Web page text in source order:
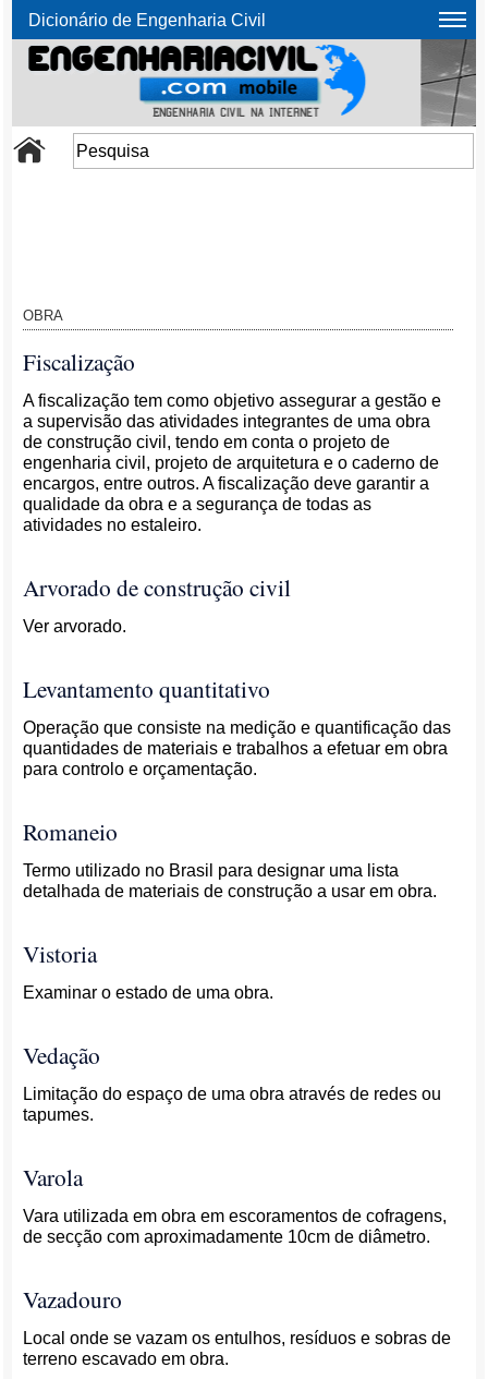
Dicionário de Engenharia Civil
OBRA
Fiscalização
A fiscalização tem como objetivo assegurar a gestão e
a supervisão das atividades integrantes de uma obra
de construção civil, tendo em conta o projeto de
engenharia civil, projeto de arquitetura e o caderno de
encargos, entre outros. A fiscalização deve garantir a
qualidade da obra e a segurança de todas as
atividades no estaleiro.
Arvorado de construção civil
Ver arvorado.
Levantamento quantitativo
Operação que consiste na medição e quantificação das
quantidades de materiais e trabalhos a efetuar em obra
para controlo e orçamentação.
Romaneio
Termo utilizado no Brasil para designar uma lista
detalhada de materiais de construção a usar em obra.
Vistoria
Examinar o estado de uma obra.
Vedação
Limitação do espaço de uma obra através de redes ou
tapumes.
Varola
Vara utilizada em obra em escoramentos de cofragens,
de secção com aproximadamente 10cm de diâmetro.
Vazadouro
Local onde se vazam os entulhos, resíduos e sobras de
terreno escavado em obra.